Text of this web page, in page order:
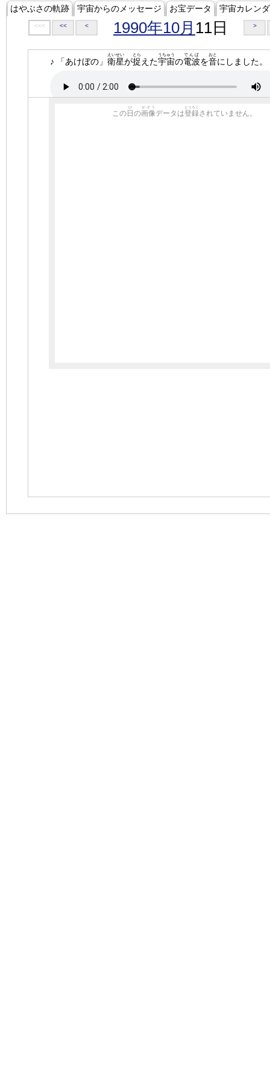
はやぶさの軌跡 宇宙からのメッセージ お宝データ 宇宙カレン
<<< << < 1990年10月 11日 >
♪ 「あけぼの」 衛星
えいせい
が捉
とら
えた宇宙
うちゅう
の電波
でんぱ
を音
おと
にしました。
この 日
ひ
の画像
がぞう
データは登録
とうろく
されていません。